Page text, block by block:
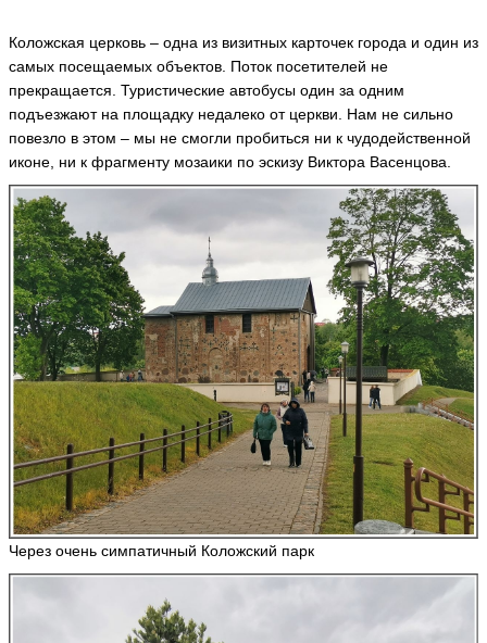
Коложская церковь – одна из визитных карточек города и один из
самых посещаемых объектов. Поток посетителей не
прекращается. Туристические автобусы один за одним
подъезжают на площадку недалеко от церкви. Нам не сильно
повезло в этом – мы не смогли пробиться ни к чудодейственной
иконе, ни к фрагменту мозаики по эскизу Виктора Васенцова.
Через очень симпатичный Коложский парк